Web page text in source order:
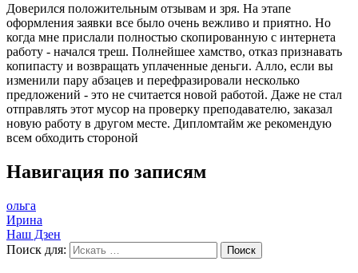
Доверился положительным отзывам и зря. На этапе
оформления заявки все было очень вежливо и приятно. Но
когда мне прислали полностью скопированную с интернета
работу - начался треш. Полнейшее хамство, отказ признавать
копипасту и возвращать уплаченные деньги. Алло, если вы
изменили пару абзацев и перефразировали несколько
предложений - это не считается новой работой. Даже не стал
отправлять этот мусор на проверку преподавателю, заказал
новую работу в другом месте. Дипломтайм же рекомендую
всем обходить стороной
Навигация по записям
ольга
Ирина
Наш Дзен
Поиск для: